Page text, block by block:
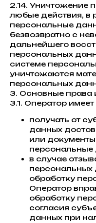
2.14. Уничтожение
любые действия, в
персональные
безвозвратно с
дальнейшего
персональных
системе
уничтожаются
персональных
3. Основные права
3.1. Оператор
получать от
данных
или
персональные
в случае
персональных
обработку
Оператор
обработку
согласия
данных при